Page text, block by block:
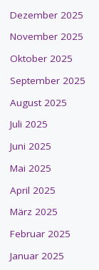
Dezember 2025
November 2025
Oktober 2025
September 2025
August 2025
Juli 2025
Juni 2025
Mai 2025
April 2025
März 2025
Februar 2025
Januar 2025